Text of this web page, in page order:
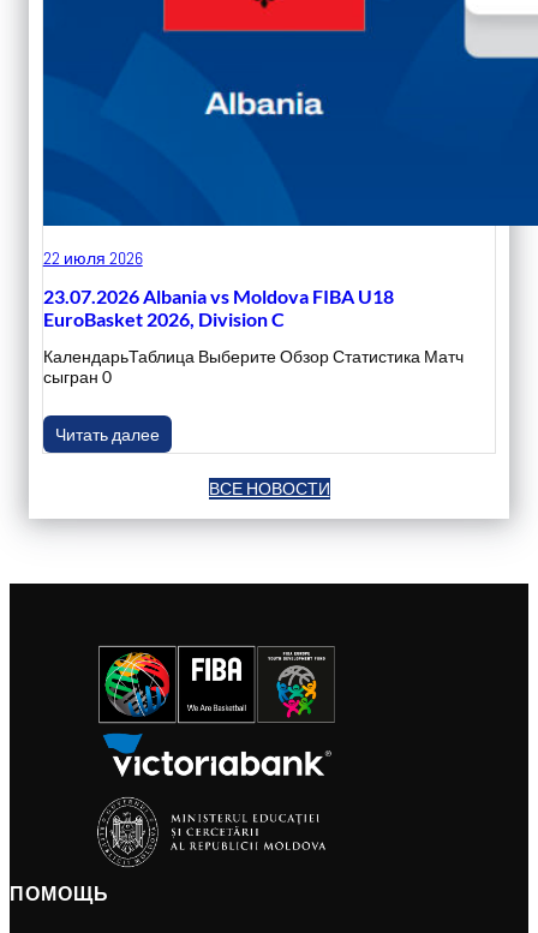
22 июля 2026
23.07.2026 Albania vs Moldova FIBA U18
EuroBasket 2026, Division C
КалендарьТаблица Выберите Обзор Статистика Матч
сыгран 0
Читать далее
ВСЕ НОВОСТИ
ПОМОЩЬ